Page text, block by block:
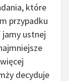
które
przypadku
ustnej
decyduje